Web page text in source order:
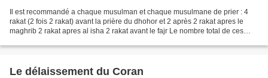
Il est recommandé a chaque musulman et chaque musulmane de prier : 4
rakat (2 fois 2 rakat) avant la prière du dhohor et 2 après 2 rakat apres le
maghrib 2 rakat apres al isha 2 rakat avant le fajr Le nombre total de ces
Le délaissement du Coran